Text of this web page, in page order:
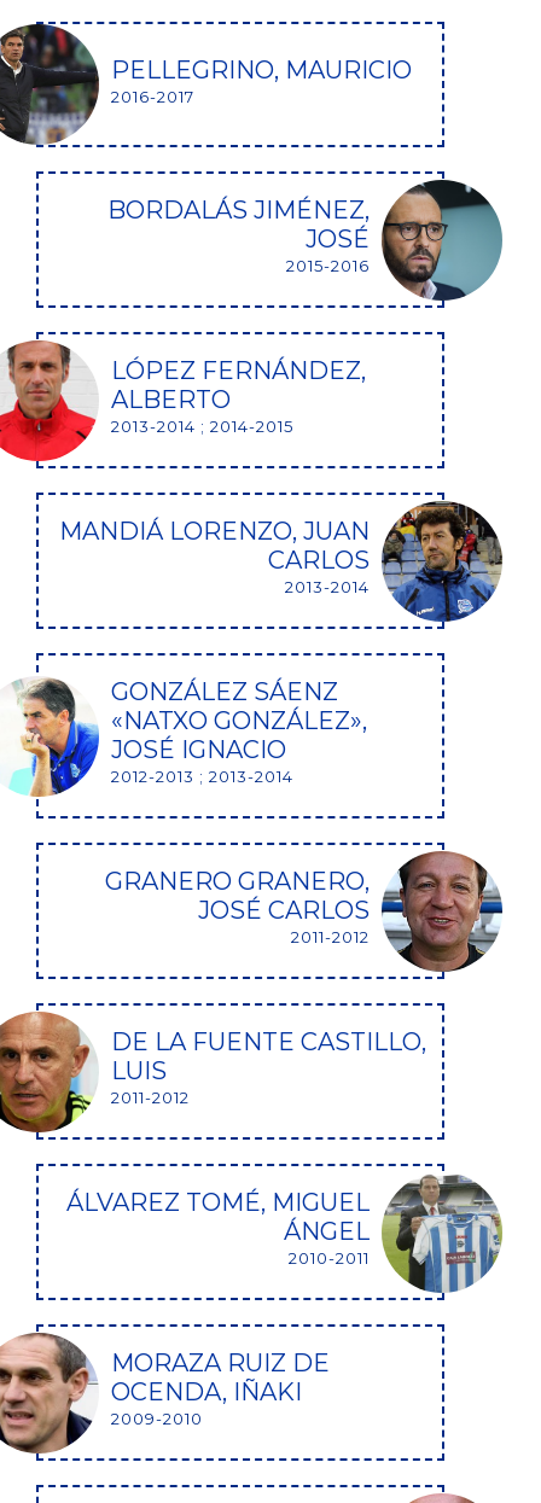
PELLEGRINO, MAURICIO
2016-2017
BORDALÁS JIMÉNEZ,
JOSÉ
2015-2016
LÓPEZ FERNÁNDEZ,
ALBERTO
2013-2014 ; 2014-2015
MANDIÁ LORENZO, JUAN
CARLOS
2013-2014
GONZÁLEZ SÁENZ
«NATXO GONZÁLEZ»,
JOSÉ IGNACIO
2012-2013 ; 2013-2014
GRANERO GRANERO,
JOSÉ CARLOS
2011-2012
DE LA FUENTE CASTILLO,
LUIS
2011-2012
ÁLVAREZ TOMÉ, MIGUEL
ÁNGEL
2010-2011
MORAZA RUIZ DE
OCENDA, IÑAKI
2009-2010